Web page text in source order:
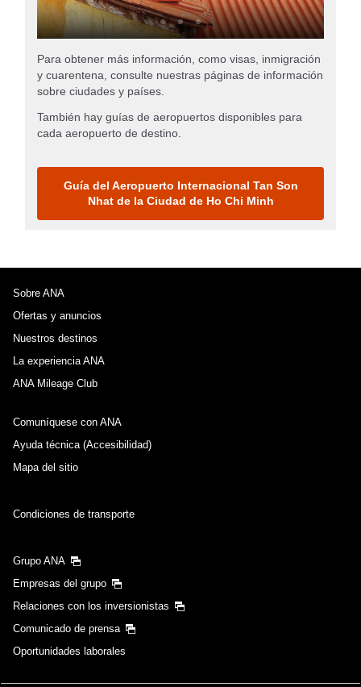
Para obtener más información, como visas, inmigración
y cuarentena, consulte nuestras páginas de información
sobre ciudades y países.
También hay guías de aeropuertos disponibles para
cada aeropuerto de destino.
Guía del Aeropuerto Internacional Tan Son
Nhat de la Ciudad de Ho Chi Minh
Sobre ANA
Ofertas y anuncios
Nuestros destinos
La experiencia ANA
ANA Mileage Club
Comuníquese con ANA
Ayuda técnica (Accesibilidad)
Mapa del sitio
Condiciones de transporte
Grupo ANA
Empresas del grupo
Relaciones con los inversionistas
Comunicado de prensa
Oportunidades laborales